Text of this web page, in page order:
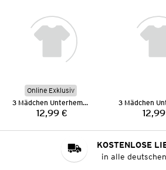
Online Exklusiv
3 Mädchen Unterhemden
Preis:
12,99 €
KOSTENLOSE
in alle